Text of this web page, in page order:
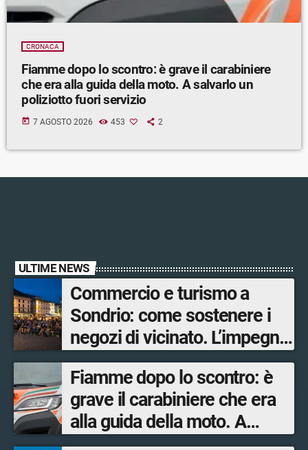
CRONACA
Fiamme dopo lo scontro: è grave il carabiniere
che era alla guida della moto. A salvarlo un
poliziotto fuori servizio
today 7 AGOSTO 2026 453 2
ULTIME NEWS
Commercio e turismo a
Sondrio: come sostenere i
negozi di vicinato. L’impegno
su più fronti
dell’Amministrazione
comunale per garantire
servizi ai residenti e offrire
Fiamme dopo lo scontro: è
grave il carabiniere che era
alla guida della moto. A
salvarlo un poliziotto fuori